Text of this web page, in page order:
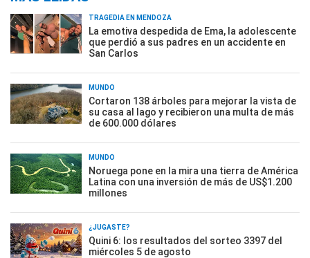
TRAGEDIA EN MENDOZA
La emotiva despedida de Ema, la adolescente
que perdió a sus padres en un accidente en
San Carlos
MUNDO
Cortaron 138 árboles para mejorar la vista de
su casa al lago y recibieron una multa de más
de 600.000 dólares
MUNDO
Noruega pone en la mira una tierra de América
Latina con una inversión de más de US$1.200
millones
¿JUGASTE?
Quini 6: los resultados del sorteo 3397 del
miércoles 5 de agosto